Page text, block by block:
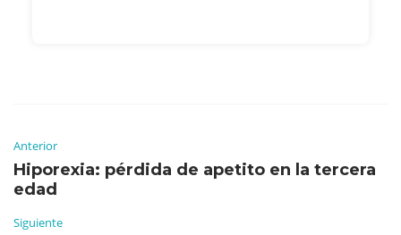
Anterior
Hiporexia: pérdida de apetito en la tercera
edad
Siguiente